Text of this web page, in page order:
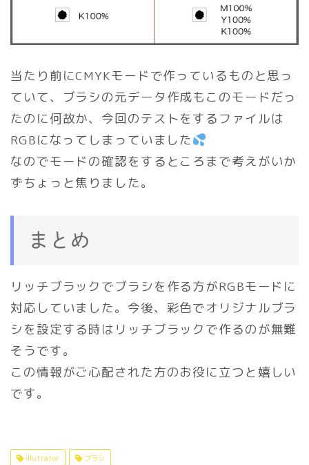
当たり前にCMYKモードで作っているものと思っ
ていて、ブラシの元データ作成もこのモードだっ
たのに何故か、今回のテストをするファイルは
RGBになってしまっていました
なのでモードの確認をするところまで考えがいか
ずちょっと焦りました。
まとめ
リッチブラックでブラシを作る方がRGBモードに
対応していました。今後、彩色でオリジナルブラ
シを設定する時はリッチブラックで作るのが無難
そうです。
この情報がご心配された方のお役に立つと嬉しい
です。
illutrator ブラシ